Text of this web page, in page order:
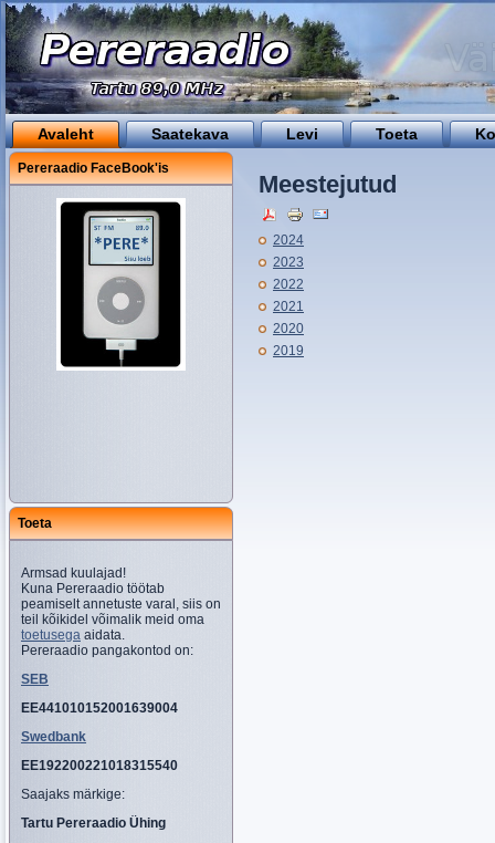
Avaleht Saatekava Levi Toeta
Pereraadio FaceBook'is
Toeta
Armsad kuulajad!
Kuna Pereraadio töötab
peamiselt annetuste varal, siis on
teil kõikidel võimalik meid oma
toetusega aidata.
Pereraadio pangakontod on:
SEB
EE441010152001639004
Swedbank
EE192200221018315540
Saajaks märkige:
Tartu Pereraadio Ühing
Meestejutud
2024
2023
2022
2021
2020
2019